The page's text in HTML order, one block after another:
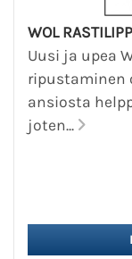
WOL
Uusi ja upea
ripustaminen
ansiosta
joten...